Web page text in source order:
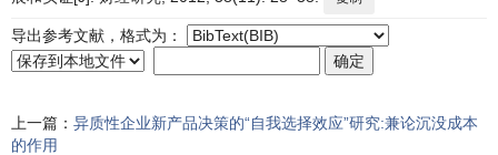
导出参考文献，格式为：
上一篇： 异质性企业新产品决策的“自我选择效应”研究:兼论沉没成本
的作用